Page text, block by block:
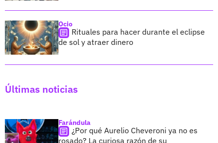
Ocio
Rituales para hacer durante el eclipse
de sol y atraer dinero
Últimas noticias
Farándula
¿Por qué Aurelio Cheveroni ya no es
rosado? La curiosa razón de su